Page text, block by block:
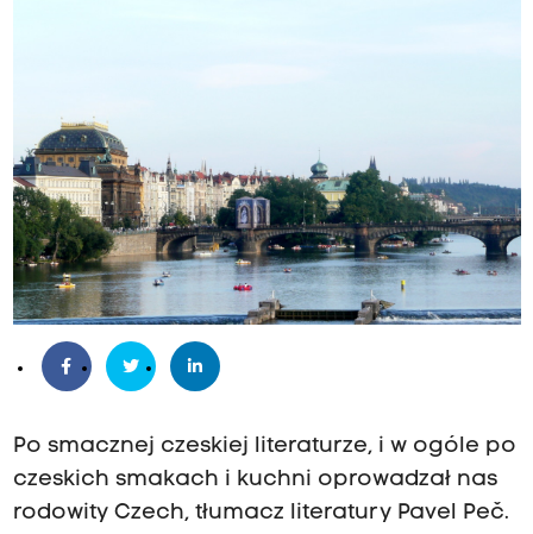
Po smacznej czeskiej literaturze, i w ogóle po
czeskich smakach i kuchni oprowadzał nas
rodowity Czech, tłumacz literatury Pavel Peč.